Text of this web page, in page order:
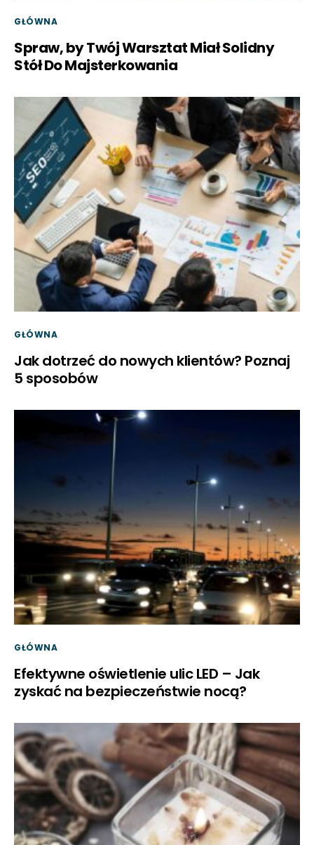
GŁÓWNA
Spraw, by Twój Warsztat Miał Solidny
Stół Do Majsterkowania
GŁÓWNA
Jak dotrzeć do nowych klientów? Poznaj
5 sposobów
GŁÓWNA
Efektywne oświetlenie ulic LED – Jak
zyskać na bezpieczeństwie nocą?